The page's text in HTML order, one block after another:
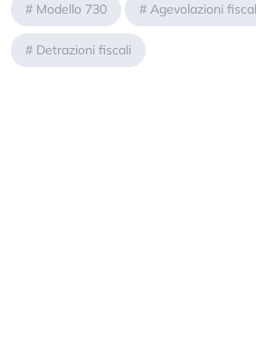
# Modello 730 # Agevolazioni
# Detrazioni fiscali